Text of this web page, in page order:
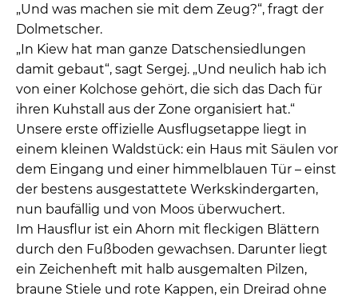
„Und was machen sie mit dem Zeug?“, fragt der
Dolmetscher.
„In Kiew hat man ganze Datschensiedlungen
damit gebaut“, sagt Sergej. „Und neulich hab ich
von einer Kolchose gehört, die sich das Dach für
ihren Kuhstall aus der Zone organisiert hat.“
Unsere erste offizielle Ausflugsetappe liegt in
einem kleinen Waldstück: ein Haus mit Säulen vor
dem Eingang und einer himmelblauen Tür – einst
der bestens ausgestattete Werkskindergarten,
nun baufällig und von Moos überwuchert.
Im Hausflur ist ein Ahorn mit fleckigen Blättern
durch den Fußboden gewachsen. Darunter liegt
ein Zeichenheft mit halb ausgemalten Pilzen,
braune Stiele und rote Kappen, ein Dreirad ohne